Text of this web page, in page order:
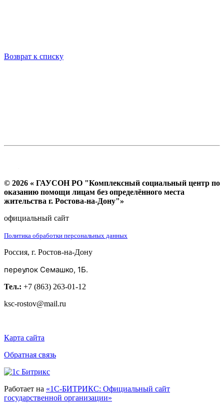
Возврат к списку
© 2026 « ГАУСОН РО "Комплексный социальный центр по
оказанию помощи лицам без определённого места
жительства г. Ростова-на-Дону"»
официальный сайт
Политика обработки персональных данных
Россия, г. Ростов-на-Дону
переулок Семашко, 1Б.
Тел.: +7 (863) 263-01-12
ksc-rostov@mail.ru
Карта сайта
Обратная связь
Работает на «1С-БИТРИКС: Официальный сайт
государственной организации»